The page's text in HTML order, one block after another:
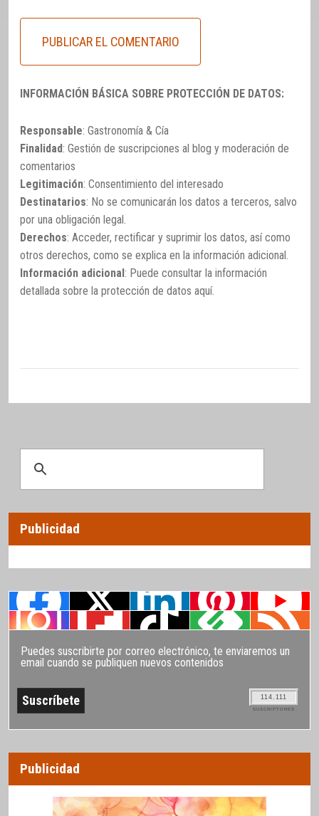
INFORMACIÓN BÁSICA SOBRE PROTECCIÓN DE DATOS:
Responsable: Gastronomía & Cía
Finalidad: Gestión de suscripciones al blog y moderación de
comentarios
Legitimación: Consentimiento del interesado
Destinatarios: No se comunicarán los datos a terceros, salvo
por una obligación legal.
Derechos: Acceder, rectificar y suprimir los datos, así como
otros derechos, como se explica en la información adicional.
Información adicional: Puede consultar la información
detallada sobre la protección de datos aquí.
Publicidad
Puedes suscribirte por correo electrónico, te enviaremos un
email cuando se publiquen nuevos contenidos
114.111
SUSCRIPTORES
Publicidad